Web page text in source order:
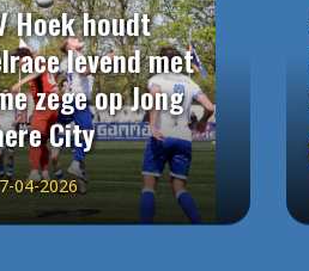
Hoek houdt
levend met
zege op Jong
City
04-2026